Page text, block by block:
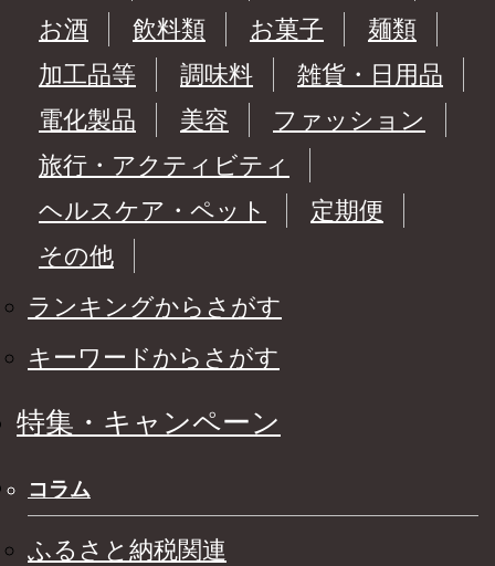
お酒
飲料類 お菓子
麺類
加工品等
調味料
雑貨・日用品
電化製品
美容
ファッション
旅行・アクティビティ
ヘルスケア・ペット
定期便
その他
ランキングからさがす
キーワードからさがす
特集・キャンペーン
コラム
ふるさと納税関連